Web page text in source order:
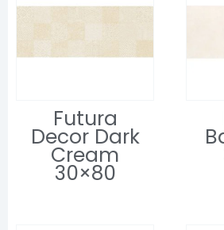
Futura
Decor Dark
Cream
30×80